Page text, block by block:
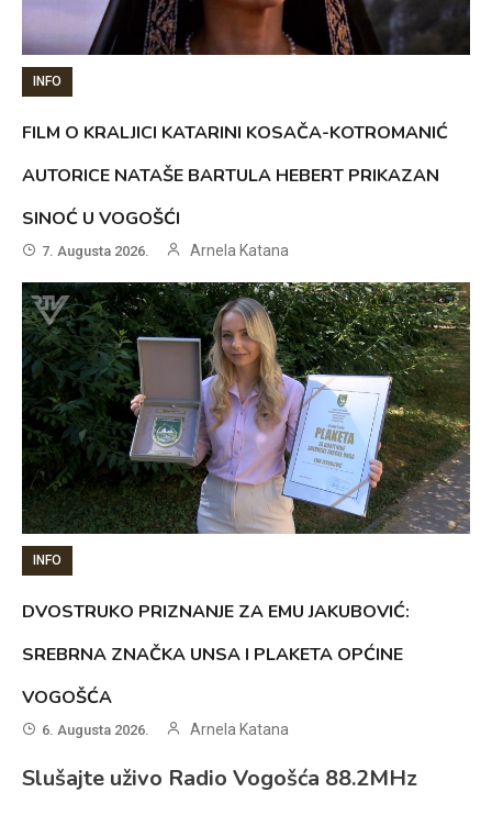
INFO
FILM O KRALJICI KATARINI KOSAČA-KOTROMANIĆ
AUTORICE NATAŠE BARTULA HEBERT PRIKAZAN
SINOĆ U VOGOŠĆI
7. Augusta 2026. Arnela Katana
INFO
DVOSTRUKO PRIZNANJE ZA EMU JAKUBOVIĆ:
SREBRNA ZNAČKA UNSA I PLAKETA OPĆINE
VOGOŠĆA
6. Augusta 2026. Arnela Katana
Slušajte uživo Radio Vogošća 88.2MHz